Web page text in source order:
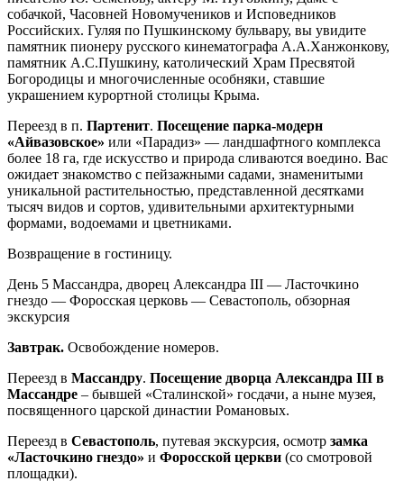
собачкой, Часовней Новомучеников и Исповедников
Российских. Гуляя по Пушкинскому бульвару, вы увидите
памятник пионеру русского кинематографа А.А.Ханжонкову,
памятник А.С.Пушкину, католический Храм Пресвятой
Богородицы и многочисленные особняки, ставшие
украшением курортной столицы Крыма.
Переезд в п. Партенит. Посещение парка-модерн
«Айвазовское» или «Парадиз» — ландшафтного комплекса
более 18 га, где искусство и природа сливаются воедино. Вас
ожидает знакомство с пейзажными садами, знаменитыми
уникальной растительностью, представленной десятками
тысяч видов и сортов, удивительными архитектурными
формами, водоемами и цветниками.
Возвращение в гостиницу.
День 5 Массандра, дворец Александра III — Ласточкино
гнездо — Форосская церковь — Севастополь, обзорная
экскурсия
Завтрак. Освобождение номеров.
Переезд в Массандру. Посещение дворца Александра III в
Массандре – бывшей «Сталинской» госдачи, а ныне музея,
посвященного царской династии Романовых.
Переезд в Севастополь, путевая экскурсия, осмотр замка
«Ласточкино гнездо» и Форосской церкви (со смотровой
площадки).